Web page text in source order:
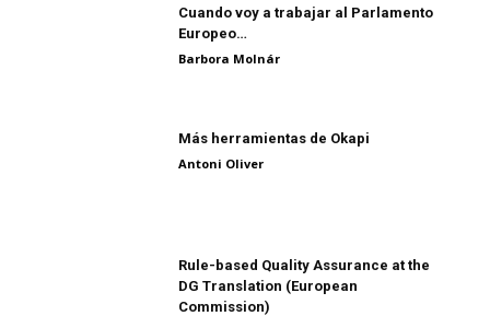
Cuando voy a trabajar al Parlamento
Europeo…
Barbora Molnár
Más herramientas de Okapi
Antoni Oliver
Rule-based Quality Assurance at the
DG Translation (European
Commission)